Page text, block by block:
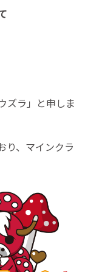
ズラ」と申しま
り、マインクラ